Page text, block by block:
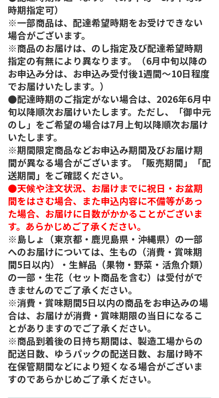
時期指定可）
※一部商品は、配達希望時期をお受けできない
場合がございます。
※商品のお届けは、のし指定及び配達希望時期
指定の有無により異なります。（6月中旬以降の
お申込み分は、お申込み受付後1週間～10日程度
でお届けいたします。）
●配達時期のご指定がない場合は、2026年6月中
旬以降順次お届けいたします。ただし、「御中元
のし」をご希望の場合は7月上旬以降順次お届け
いたします。
※期間限定商品などお申込み期間及びお届け期
間が異なる場合がございます。「販売期間」「配
送期間」をご確認ください。
●天候や注文状況、お届けまでに祝日・お盆期
間をはさむ場合、また申込内容に不備等があっ
た場合、お届けに日数がかかることがございま
す。あらかじめご了承ください。
※島しょ（東京都・鹿児島県・沖縄県）の一部
へのお届けについては、生もの（消費・賞味期
間5日以内）・生鮮品（果物・野菜・活魚介類）
の一部・生花（セット商品を含む）は受付がで
きませんのでご了承ください。
※消費・賞味期間5日以内の商品をお申込みの場
合は、お届けが消費・賞味期限の当日になるこ
とがありますのでご了承ください。
※商品到着後の日持ち期間は、製造工場からの
配送日数、ゆうパックの配送日数、お届け時不
在保管期間などにより短くなる場合がございま
すのであらかじめご了承ください。